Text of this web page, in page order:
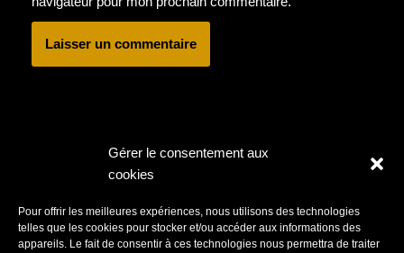
Gérer le consentement aux
cookies
Pour offrir les meilleures expériences, nous utilisons des technologies
telles que les cookies pour stocker et/ou accéder aux informations des
appareils. Le fait de consentir à ces technologies nous permettra de traiter
News !